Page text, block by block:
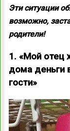
Эти ситуации
возможно,
родители!
1. «Мой отец
дома деньги
гости»